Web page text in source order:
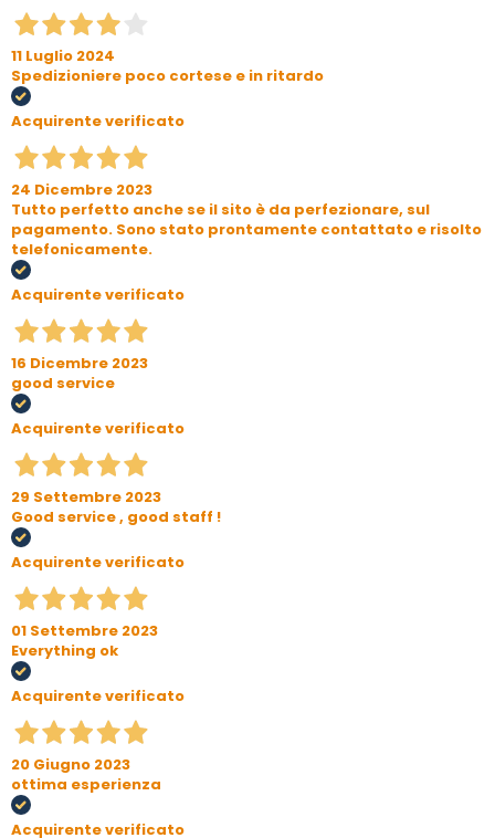
11 Luglio 2024
Spedizioniere poco cortese e in ritardo
Acquirente verificato
24 Dicembre 2023
Tutto perfetto anche se il sito è da perfezionare, sul
pagamento. Sono stato prontamente contattato e risolto
telefonicamente.
Acquirente verificato
16 Dicembre 2023
good service
Acquirente verificato
29 Settembre 2023
Good service , good staff !
Acquirente verificato
01 Settembre 2023
Everything ok
Acquirente verificato
20 Giugno 2023
ottima esperienza
Acquirente verificato